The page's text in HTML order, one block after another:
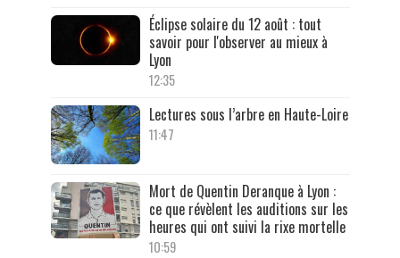
Éclipse solaire du 12 août : tout
savoir pour l'observer au mieux à
Lyon
12:35
Lectures sous l’arbre en Haute-Loire
11:47
Mort de Quentin Deranque à Lyon :
ce que révèlent les auditions sur les
heures qui ont suivi la rixe mortelle
10:59